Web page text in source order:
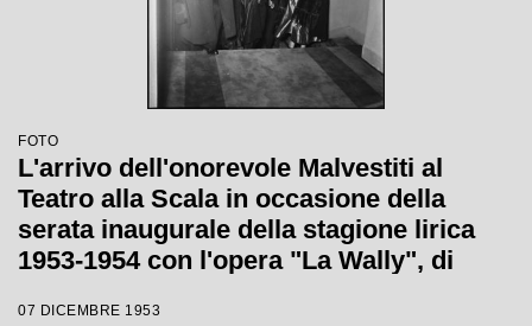
FOTO
L'arrivo dell'onorevole Malvestiti al
Teatro alla Scala in occasione della
serata inaugurale della stagione lirica
1953-1954 con l'opera "La Wally", di
07 DICEMBRE 1953